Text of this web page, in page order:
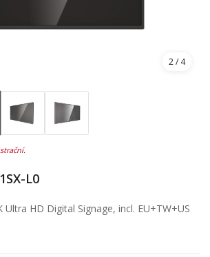
2/ 4
L0
Ultra HD Digital Signage, incl. EU+TW+US